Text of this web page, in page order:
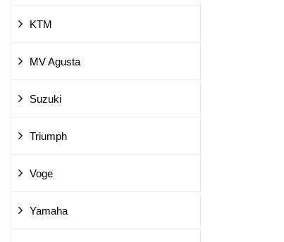
KTM
MV Agusta
Suzuki
Triumph
Voge
Yamaha